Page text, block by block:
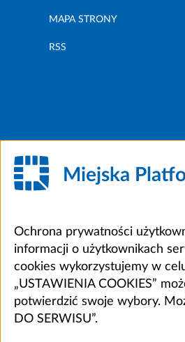
MAPA STRONY
RSS
Miejska
Ochrona prywatności
informacji o użytkownikach
cookies wykorzystujemy w
„USTAWIENIA COOKIES”
potwierdzić swoje wybory.
DO SERWISU”.